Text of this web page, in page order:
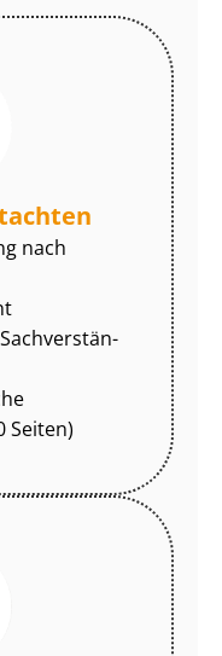
nach
Seiten)